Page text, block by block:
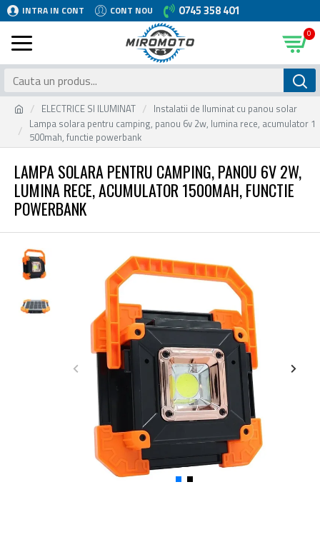
INTRA IN CONT CONT NOU 0745 358 401
0
ELECTRICE SI ILUMINAT
Instalatii de Iluminat cu panou solar
Lampa solara pentru camping, panou 6v 2w, lumina rece, acumulator 1
500mah, functie powerbank
LAMPA SOLARA PENTRU CAMPING, PANOU 6V 2W,
LUMINA RECE, ACUMULATOR 1500MAH, FUNCTIE
POWERBANK